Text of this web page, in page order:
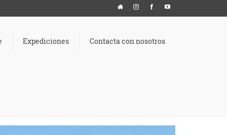
Expediciones Contacta con nosotros